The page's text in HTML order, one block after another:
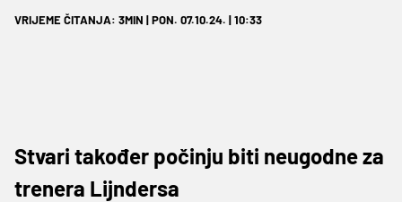
VRIJEME ČITANJA: 3MIN | PON. 07.10.24. | 10:33
Stvari također počinju biti neugodne za
trenera Lijndersa